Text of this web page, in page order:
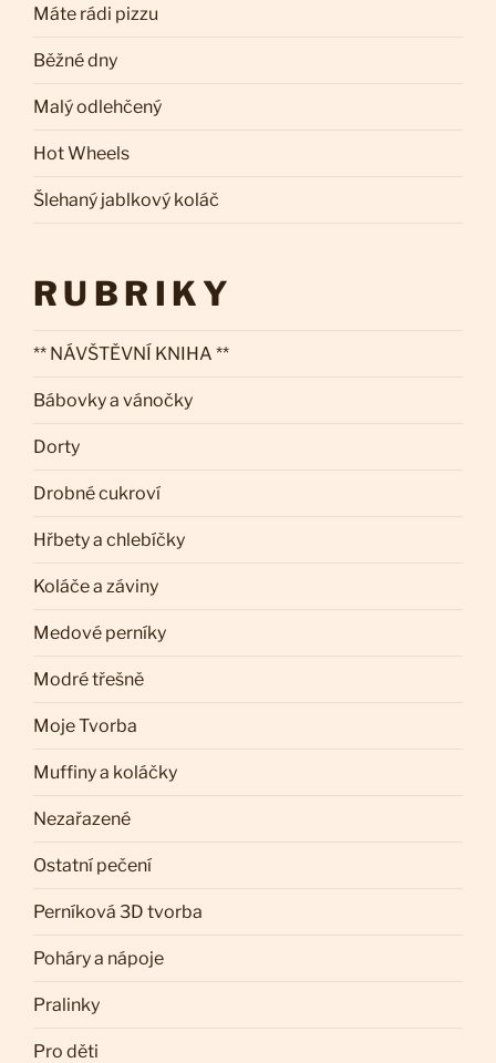
Máte rádi pizzu
Běžné dny
Malý odlehčený
Hot Wheels
Šlehaný jablkový koláč
RUBRIKY
** NÁVŠTĚVNÍ KNIHA **
Bábovky a vánočky
Dorty
Drobné cukroví
Hřbety a chlebíčky
Koláče a záviny
Medové perníky
Modré třešně
Moje Tvorba
Muffiny a koláčky
Nezařazené
Ostatní pečení
Perníková 3D tvorba
Poháry a nápoje
Pralinky
Pro děti